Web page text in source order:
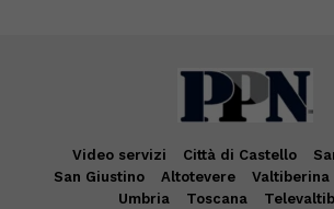
Video servizi Città di Castello
San Giustino
Altotevere Valtiberina
Umbria
Toscana